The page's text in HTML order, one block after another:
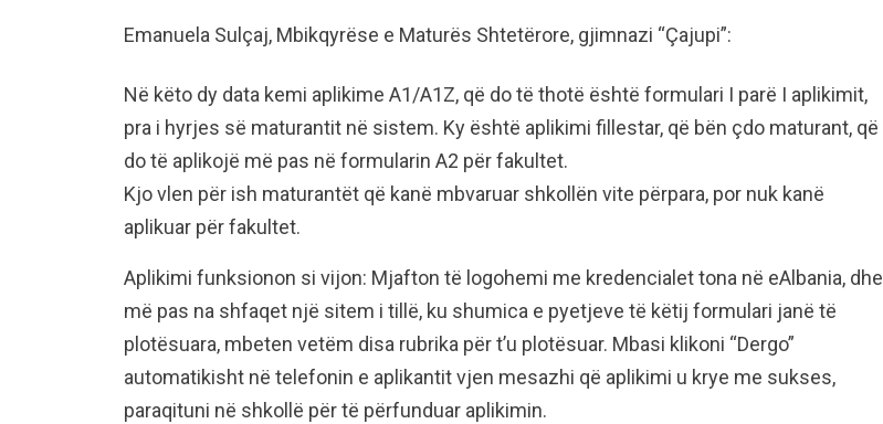
Emanuela Sulçaj, Mbikqyrëse e Maturës Shtetërore, gjimnazi “Çajupi”:
Në këto dy data kemi aplikime A1/A1Z, që do të thotë është formulari I parë I aplikimit,
pra i hyrjes së maturantit në sistem. Ky është aplikimi fillestar, që bën çdo maturant, që
do të aplikojë më pas në formularin A2 për fakultet.
Kjo vlen për ish maturantët që kanë mbvaruar shkollën vite përpara, por nuk kanë
aplikuar për fakultet.
Aplikimi funksionon si vijon: Mjafton të logohemi me kredencialet tona në eAlbania, dhe
më pas na shfaqet një sitem i tillë, ku shumica e pyetjeve të këtij formulari janë të
plotësuara, mbeten vetëm disa rubrika për t’u plotësuar. Mbasi klikoni “Dergo”
automatikisht në telefonin e aplikantit vjen mesazhi që aplikimi u krye me sukses,
paraqituni në shkollë për të përfunduar aplikimin.